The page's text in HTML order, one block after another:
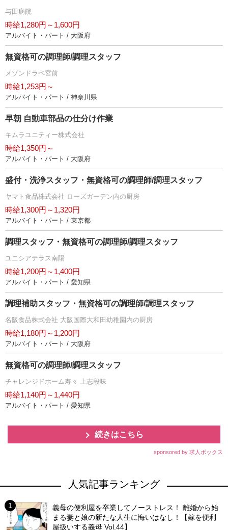
与田病院
時給1,280円～1,600円
アルバイト・パート / 大阪府
無資格可の調理師/調理スタッフ
メゾンドラペ宮前
時給1,253円～
アルバイト・パート / 神奈川県
早朝 自動車部品の仕分け作業
キムラユニティー株式会社
時給1,350円～
アルバイト・パート / 大阪府
盛付・洗浄スタッフ・無資格可の調理師/調理スタッフ
ヤマト食品株式会社 ローズガーデン内の厨房
時給1,300円～1,320円
アルバイト・パート / 東京都
調理スタッフ・無資格可の調理師/調理スタッフ
ユニシアテラス南陽
時給1,200円～1,400円
アルバイト・パート / 愛知県
調理補助スタッフ・無資格可の調理師/調理スタッフ
名阪食品株式会社 大阪国際大和田幼稚園内の厨房
時給1,180円～1,200円
アルバイト・パート / 大阪府
無資格可の調理師/調理スタッフ
チャレンジドホーム寿々 上志段味
時給1,140円～1,440円
アルバイト・パート / 愛知県
続きはこちら
sponsored by 求人ボックス
人気記事ランキング
義母の便利屋を卒業してノーストレス！ 離婚から始
まる妻と娘の新たな人生に悔いはなし！【嫁を便利
屋扱いする義母 Vol.44】